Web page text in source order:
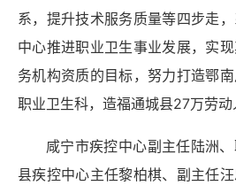
系，提升技术服务质量等四步走
中心推进职业卫生事业发展，实
务机构资质的目标，努力打造鄂
职业卫生科，造福通城县27万劳动
咸宁市疾控中心副主任陆洲
县疾控中心主任黎柏棋、副主任